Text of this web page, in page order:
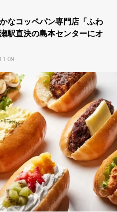
なコッペパン専門店「ふわ
駅直決の島本センターにオ